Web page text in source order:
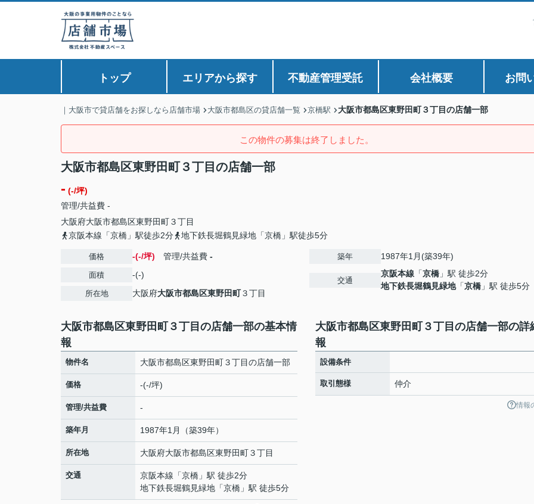
トップ エリアから探す 不動産管理受託 会社概要 お問
｜大阪市で貸店舗をお探しなら店舗市場 大阪市都島区の貸店舗一覧 京橋駅 大阪市都島区東野田町３丁目の店舗一部
この物件の募集は終了しました。
大阪市都島区東野田町３丁目の店舗一部
- (-/坪)
管理/共益費 -
大阪府大阪市都島区東野田町３丁目
京阪本線「京橋」駅徒歩2分
地下鉄長堀鶴見緑地「京橋」駅徒歩5分
価格 -(-/坪) 管理/共益費 -
面積 -(-)
所在地 大阪府大阪市都島区東野田町３丁目
築年 1987年1月(築39年)
交通
京阪本線 「京橋 」駅 徒歩2分
地下鉄長堀鶴見緑地「京橋 」駅 徒歩5分
大阪市都島区東野田町３丁目の店舗一部の基本情
報
物件名 大阪市都島区東野田町３丁目の店舗一部
価格 -(-/坪)
管理/共益費 -
築年月 1987年1月（築39年）
所在地 大阪府大阪市都島区東野田町３丁目
交通 京阪本線 「京橋 」駅 徒歩2分
地下鉄長堀鶴見緑地 「京橋 」駅 徒歩5分
大阪市都島区東野田町３丁目の店舗一部の詳
報
設備条件
取引態様 仲介
情報